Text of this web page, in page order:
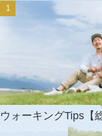
ウォーキングTips【